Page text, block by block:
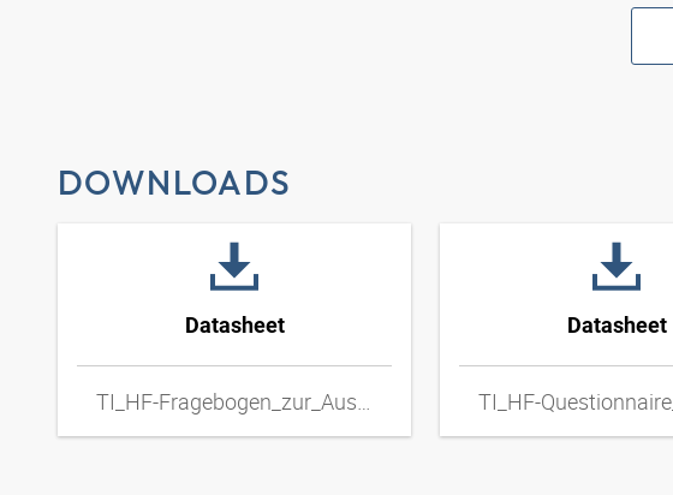
DOWNLOADS
Datasheet
TI_HF-Fragebogen_zur_Auswahl_von_Metall-Schlauchleitungen_DExpdf
Datasheet